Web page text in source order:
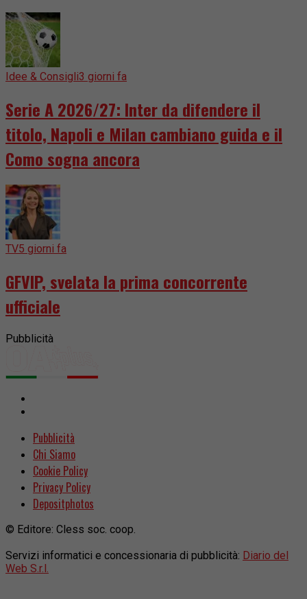
Idee & Consigli3 giorni fa
Serie A 2026/27: Inter da difendere il
titolo, Napoli e Milan cambiano guida e il
Como sogna ancora
TV5 giorni fa
GFVIP, svelata la prima concorrente
ufficiale
Pubblicità
Pubblicità
Chi Siamo
Cookie Policy
Privacy Policy
Depositphotos
© Editore: Cless soc. coop.
Servizi informatici e concessionaria di pubblicità: Diario del
Web S.r.l.